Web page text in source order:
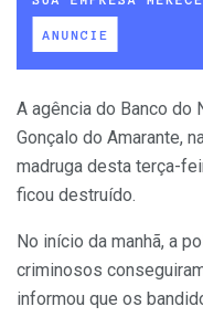
A agência do Banco do
Gonçalo do Amarante,
madruga desta terça-
ficou destruído.
No início da manhã, a
criminosos
informou que os